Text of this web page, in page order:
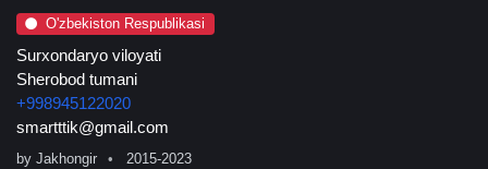
O'zbekiston Respublikasi
Surxondaryo viloyati
Sherobod tumani
+998945122020
smartttik@gmail.com
by Jakhongir 2015-2023